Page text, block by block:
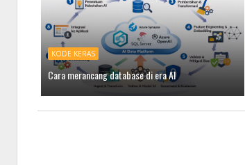
KODE KERAS
Cara merancang database di era AI